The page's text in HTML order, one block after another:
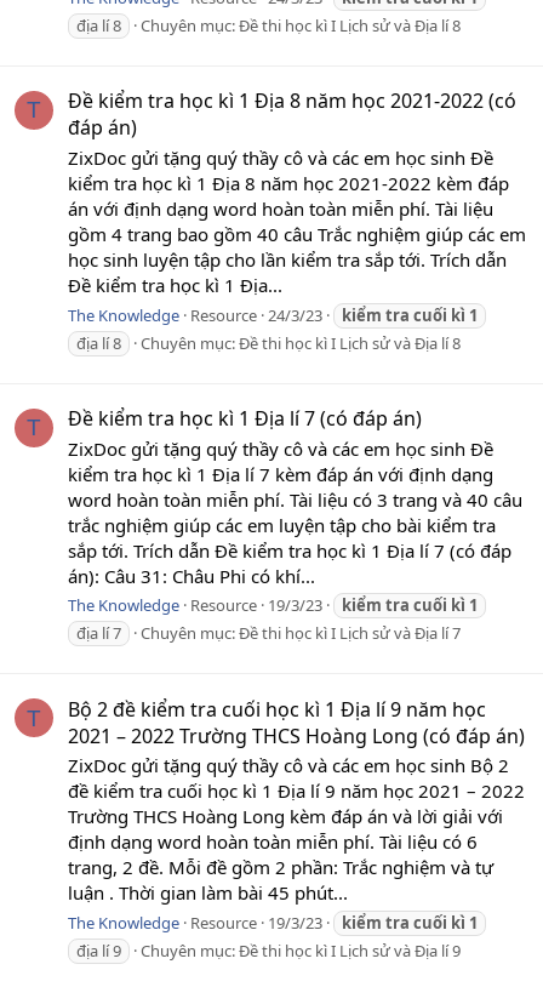
địa lí 8
Chuyên mục:Đề thi học kì I Lịch sử và Địa lí 8
T
Đề kiểm tra học kì 1 Địa 8 năm học 2021-2022 (có
đáp án)
ZixDoc gửi tặng quý thầy cô và các em học sinh Đề
kiểm tra học kì 1 Địa 8 năm học 2021-2022 kèm đáp
án với định dạng word hoàn toàn miễn phí. Tài liệu
gồm 4 trang bao gồm 40 câu Trắc nghiệm giúp các em
học sinh luyện tập cho lần kiểm tra sắp tới. Trích dẫn
Đề kiểm tra học kì 1 Địa...
The Knowledge Resource 24/3/23 kiểm tra cuối kì 1
địa lí 8
Chuyên mục:Đề thi học kì I Lịch sử và Địa lí 8
T Đề kiểm tra học kì 1 Địa lí 7 (có đáp án)
ZixDoc gửi tặng quý thầy cô và các em học sinh Đề
kiểm tra học kì 1 Địa lí 7 kèm đáp án với định dạng
word hoàn toàn miễn phí. Tài liệu có 3 trang và 40 câu
trắc nghiệm giúp các em luyện tập cho bài kiểm tra
sắp tới. Trích dẫn Đề kiểm tra học kì 1 Địa lí 7 (có đáp
án): Câu 31: Châu Phi có khí...
The Knowledge Resource 19/3/23 kiểm tra cuối kì 1
địa lí 7
Chuyên mục:Đề thi học kì I Lịch sử và Địa lí 7
T
Bộ 2 đề kiểm tra cuối học kì 1 Địa lí 9 năm học
2021 – 2022 Trường THCS Hoàng Long (có đáp án)
ZixDoc gửi tặng quý thầy cô và các em học sinh Bộ 2
đề kiểm tra cuối học kì 1 Địa lí 9 năm học 2021 – 2022
Trường THCS Hoàng Long kèm đáp án và lời giải với
định dạng word hoàn toàn miễn phí. Tài liệu có 6
trang, 2 đề. Mỗi đề gồm 2 phần: Trắc nghiệm và tự
luận . Thời gian làm bài 45 phút...
The Knowledge Resource 19/3/23 kiểm tra cuối kì 1
địa lí 9
Chuyên mục:Đề thi học kì I Lịch sử và Địa lí 9